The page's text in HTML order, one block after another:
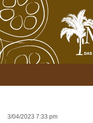
3/04/2023 7:33 pm